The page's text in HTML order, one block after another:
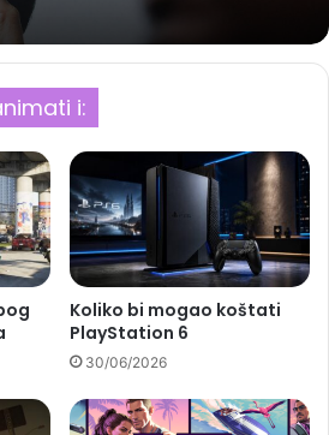
i:
Koliko bi mogao koštati
PlayStation 6
30/06/2026